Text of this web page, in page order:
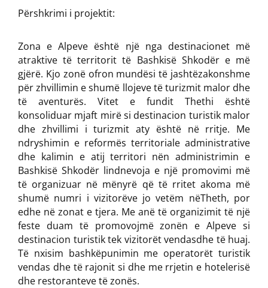
Përshkrimi i projektit:
Zona e Alpeve është një nga destinacionet më
atraktive të territorit të Bashkisë Shkodër e më
gjërë. Kjo zonë ofron mundësi të jashtëzakonshme
për zhvillimin e shumë llojeve të turizmit malor dhe
të aventurës. Vitet e fundit Thethi është
konsoliduar mjaft mirë si destinacion turistik malor
dhe zhvillimi i turizmit aty është në rritje. Me
ndryshimin e reformës territoriale administrative
dhe kalimin e atij territori nën administrimin e
Bashkisë Shkodër lindnevoja e një promovimi më
të organizuar në mënyrë që të rritet akoma më
shumë numri i vizitorëve jo vetëm nëTheth, por
edhe në zonat e tjera. Me anë të organizimit të një
feste duam të promovojmë zonën e Alpeve si
destinacion turistik tek vizitorët vendasdhe të huaj.
Të nxisim bashkëpunimin me operatorët turistik
vendas dhe të rajonit si dhe me rrjetin e hotelerisë
dhe restoranteve të zonës.